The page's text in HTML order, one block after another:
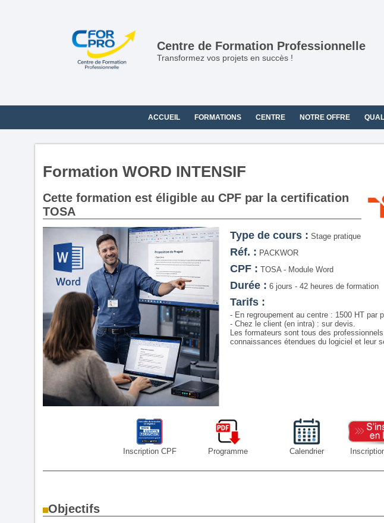
Centre de Formation Professionnelle
Transformez vos projets en succès !
ACCUEIL FORMATIONS CENTRE NOTRE OFFRE
Formation WORD INTENSIF
Cette formation est éligible au CPF par la certification
TOSA
Type de cours : Stage pratique
Réf. : PACKWOR
CPF : TOSA - Module Word
Durée : 6 jours - 42 heures de formation
Tarifs :
- En regroupement au centre : 1500 HT par
- Chez le client (en intra) : sur devis.
Les formateurs sont tous des
connaissances étendues du logiciel et leur
Inscription CPF Programme Calendrier
Objectifs